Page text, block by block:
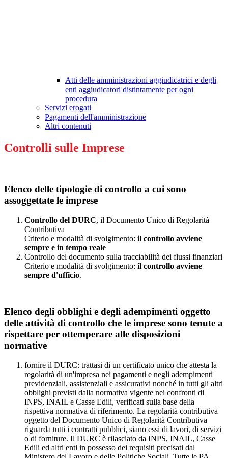
Atti delle amministrazioni aggiudicatrici e degli
enti aggiudicatori distintamente per ogni
procedura
Servizi erogati
Pagamenti dell'amministrazione
Altri contenuti
Controlli sulle Imprese
Elenco delle tipologie di controllo a cui sono
assoggettate le imprese
Controllo del DURC, il Documento Unico di Regolarità
Contributiva
Criterio e modalità di svolgimento: il controllo avviene
sempre e in tempo reale
Controllo del documento sulla tracciabilità dei flussi finanziari
Criterio e modalità di svolgimento: il controllo avviene
sempre d'ufficio.
Elenco degli obblighi e degli adempimenti oggetto
delle attività di controllo che le imprese sono tenute a
rispettare per ottemperare alle disposizioni
normative
fornire il DURC: trattasi di un certificato unico che attesta la
regolarità di un'impresa nei pagamenti e negli adempimenti
previdenziali, assistenziali e assicurativi nonché in tutti gli altri
obblighi previsti dalla normativa vigente nei confronti di
INPS, INAIL e Casse Edili, verificati sulla base della
rispettiva normativa di riferimento. La regolarità contributiva
oggetto del Documento Unico di Regolarità Contributiva
riguarda tutti i contratti pubblici, siano essi di lavori, di servizi
o di forniture. Il DURC è rilasciato da INPS, INAIL, Casse
Edili ed altri enti in possesso dei requisiti precisati dal